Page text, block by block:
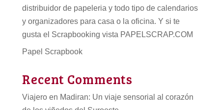
distribuidor de papeleria y todo tipo de calendarios
y organizadores para casa o la oficina. Y si te
gusta el Scrapbooking vista PAPELSCRAP.COM
Papel Scrapbook
Recent Comments
Viajeroen Madiran: Un viaje sensorial al corazón